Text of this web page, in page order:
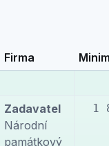
Firma
Zadavatel
Národní
památkový
1